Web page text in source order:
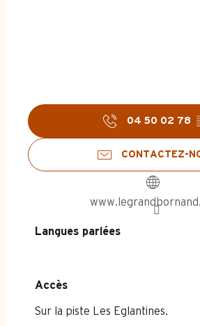
04 50 02 78
CONTACTEZ-
Langues parlées
Langues parlées
Accès
Accès
Sur la piste Les Eglantines.